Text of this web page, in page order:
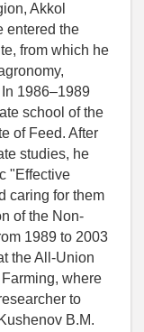
Akkol
entered the
from which he
1986–1989
school of the
of Feed. After
studies, he
"Effective
caring for them
of the Non-
1989 to 2003
the All-Union
where
to
B.M.